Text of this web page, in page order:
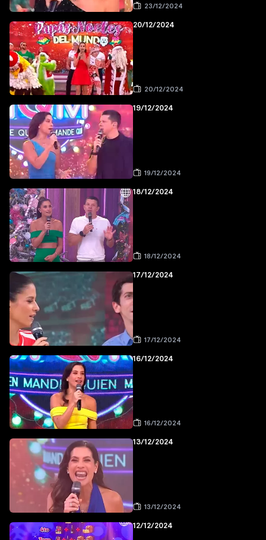
23/12/2024
20/12/2024
20/12/2024
19/12/2024
19/12/2024
18/12/2024
18/12/2024
17/12/2024
17/12/2024
16/12/2024
16/12/2024
13/12/2024
13/12/2024
12/12/2024